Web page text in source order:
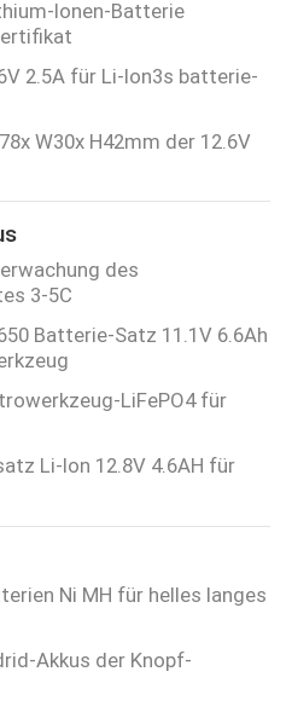
Ionen-Batterie
2.5A für Li-Ion3s batterie-
W30x H42mm der 12.6V
des
3-5C
Batterie-Satz 11.1V 6.6Ah
LiFePO4 für
Li-Ion 12.8V 4.6AH für
Ni MH für helles langes
Akkus der Knopf-